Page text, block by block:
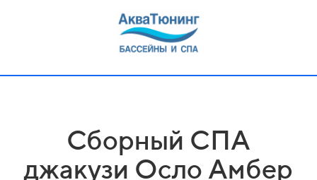
Сборный СПА
джакузи Осло Амбер